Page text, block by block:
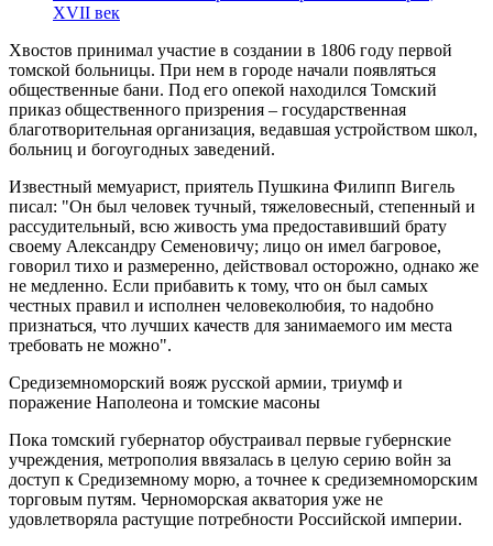
XVII век
Хвостов принимал участие в создании в 1806 году первой
томской больницы. При нем в городе начали появляться
общественные бани. Под его опекой находился Томский
приказ общественного призрения – государственная
благотворительная организация, ведавшая устройством школ,
больниц и богоугодных заведений.
Известный мемуарист, приятель Пушкина Филипп Вигель
писал: "Он был человек тучный, тяжеловесный, степенный и
рассудительный, всю живость ума предоставивший брату
своему Александру Семеновичу; лицо он имел багровое,
говорил тихо и размеренно, действовал осторожно, однако же
не медленно. Если прибавить к тому, что он был самых
честных правил и исполнен человеколюбия, то надобно
признаться, что лучших качеств для занимаемого им места
требовать не можно".
Средиземноморский вояж русской армии, триумф и
поражение Наполеона и томские масоны
Пока томский губернатор обустраивал первые губернские
учреждения, метрополия ввязалась в целую серию войн за
доступ к Средиземному морю, а точнее к средиземноморским
торговым путям. Черноморская акватория уже не
удовлетворяла растущие потребности Российской империи.